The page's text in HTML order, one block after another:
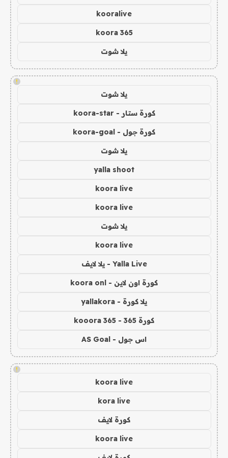
kooralive
koora 365
يلا شوت
!
يلا شوت
كورة ستار - koora-star
كورة جول - koora-goal
يلا شوت
yalla shoot
koora live
koora live
يلا شوت
koora live
Yalla Live - يلا لايف
كورة اون لاين - koora onl
يلا كورة - yallakora
كورة 365 - kooora 365
اس جول - AS Goal
!
koora live
kora live
كورة لايف
koora live